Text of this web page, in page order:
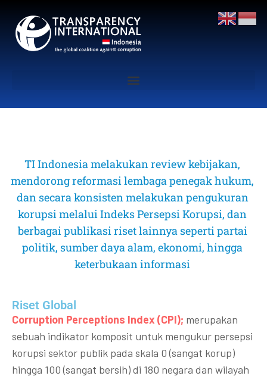
TI Indonesia melakukan review kebijakan,
mendorong reformasi lembaga penegak hukum,
dan secara konsisten melakukan pengukuran
korupsi melalui Indeks Persepsi Korupsi, dan
berbagai publikasi riset lainnya seperti partai
politik, sumber daya alam, ekonomi, hingga
keterbukaan informasi
Riset Global​
Corruption Perceptions Index (CPI); merupakan
sebuah indikator komposit untuk mengukur persepsi
korupsi sektor publik pada skala 0 (sangat korup)
hingga 100 (sangat bersih) di 180 negara dan wilayah